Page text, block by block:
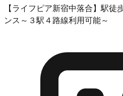
【ライフピア新宿中落合】駅
ンス～３駅４路線利用可能～